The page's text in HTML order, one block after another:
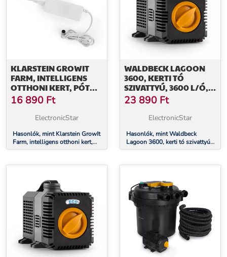
KLARSTEIN GROWIT
FARM, INTELLIGENS
OTTHONI KERT, PÓT
TÁPEGYSÉG, 24 V/6.25 A
16 890 Ft
ElectronicStar
Hasonlók, mint Klarstein GrowIt
Farm, intelligens otthoni kert,
pót tápegység, 24 V/6.25 A
WALDBECK LAGOON
3600, KERTI TÓ
SZIVATTYÚ, 3600 L/Ó,
ECOSAVE: 20 W,
MERÜLÉSI MÉLYSÉG 2,8
23 890 Ft
ElectronicStar
Hasonlók, mint Waldbeck
Lagoon 3600, kerti tó szivattyú,
3600 l/ó, ecosave: 20 w,